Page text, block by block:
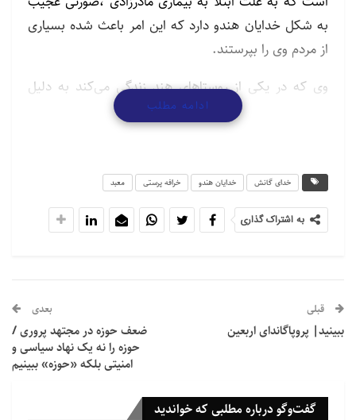
به شکل خدایان هندو دارد که این امر باعث شده بسیاری
از مردم وی را بپرستند.
وی که در یکی از روستاهای هند زندگی می‌کند به دلیل
نقض جسمی دارای صورتی عجیب با پیشانی بسیار بلند با
چشمانی کشیده است و مردم روستا معتقدند که یک وی
در جسم وی دمیده شده است
به همین خاطر پرانشو هر پنجشنبه به معبدی در نزدیکی
خدای بخت خوب، رفاه، ثروت و موفقیت است.
ادامه مطلب
خدای گانش خدایان هندو خرافه پرستی معبد
به اشتراک گذاری
قبلی
ببینید| پروپاگاندای اربعین
بعدی
ضعف حوزه در مجتهد پروری /
حوزه را نه یک نهاد سیاسی و
امنیتی بلکه «حوزه» ببینیم
گفت‌وگو درباره مطلبی که خواندید